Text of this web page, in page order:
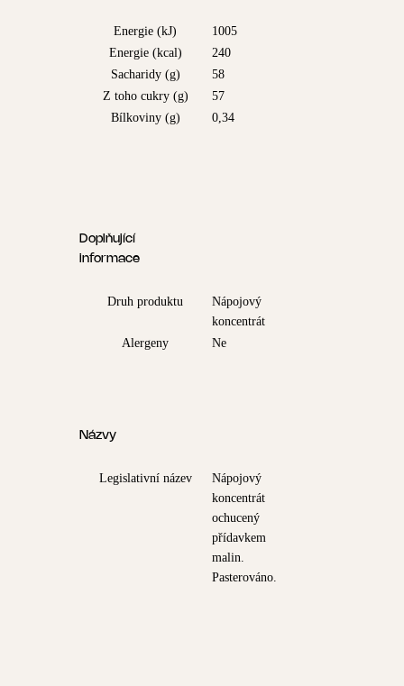
Energie (kJ)
1005
Energie (kcal)
240
Sacharidy (g)
58
Z toho cukry (g)
57
Bílkoviny (g)
0,34
Doplňující
informace
Druh produktu
Nápojový
koncentrát
Alergeny
Ne
Názvy
Legislativní název
Nápojový
koncentrát
ochucený
přídavkem
malin.
Pasterováno.